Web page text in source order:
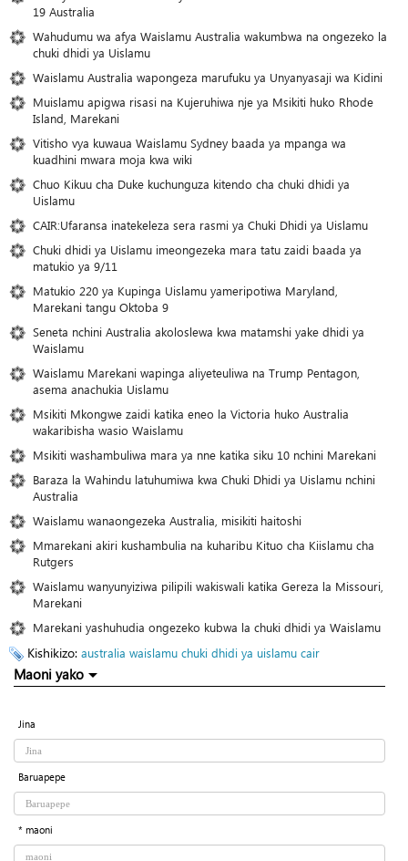
19 Australia
Wahudumu wa afya Waislamu Australia wakumbwa na ongezeko la
chuki dhidi ya Uislamu
Waislamu Australia wapongeza marufuku ya Unyanyasaji wa Kidini
Muislamu apigwa risasi na Kujeruhiwa nje ya Msikiti huko Rhode
Island, Marekani
Vitisho vya kuwaua Waislamu Sydney baada ya mpanga wa
kuadhini mwara moja kwa wiki
Chuo Kikuu cha Duke kuchunguza kitendo cha chuki dhidi ya
Uislamu
CAIR:Ufaransa inatekeleza sera rasmi ya Chuki Dhidi ya Uislamu
Chuki dhidi ya Uislamu imeongezeka mara tatu zaidi baada ya
matukio ya 9/11
Matukio 220 ya Kupinga Uislamu yameripotiwa Maryland,
Marekani tangu Oktoba 9
Seneta nchini Australia akoloslewa kwa matamshi yake dhidi ya
Waislamu
Waislamu Marekani wapinga aliyeteuliwa na Trump Pentagon,
asema anachukia Uislamu
Msikiti Mkongwe zaidi katika eneo la Victoria huko Australia
wakaribisha wasio Waislamu
Msikiti washambuliwa mara ya nne katika siku 10 nchini Marekani
Baraza la Wahindu latuhumiwa kwa Chuki Dhidi ya Uislamu nchini
Australia
Waislamu wanaongezeka Australia, misikiti haitoshi
Mmarekani akiri kushambulia na kuharibu Kituo cha Kiislamu cha
Rutgers
Waislamu wanyunyiziwa pilipili wakiswali katika Gereza la Missouri,
Marekani
Marekani yashuhudia ongezeko kubwa la chuki dhidi ya Waislamu
Kishikizo: australia waislamu chuki dhidi ya uislamu cair
Maoni yako
Jina
Baruapepe
* maoni